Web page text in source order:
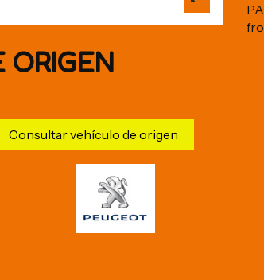
ORIGEN
Consultar vehículo de origen